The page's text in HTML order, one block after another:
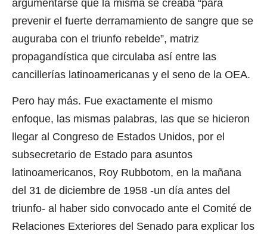
argumentarse que la misma se creaba “para
prevenir el fuerte derramamiento de sangre que se
auguraba con el triunfo rebelde”, matriz
propagandística que circulaba así entre las
cancillerías latinoamericanas y el seno de la OEA.
Pero hay más. Fue exactamente el mismo
enfoque, las mismas palabras, las que se hicieron
llegar al Congreso de Estados Unidos, por el
subsecretario de Estado para asuntos
latinoamericanos, Roy Rubbotom, en la mañana
del 31 de diciembre de 1958 -un día antes del
triunfo- al haber sido convocado ante el Comité de
Relaciones Exteriores del Senado para explicar los